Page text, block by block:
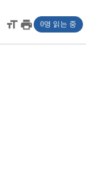
format_sizeprint 0명 읽는 중